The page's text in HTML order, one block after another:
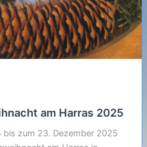
am Harras 2025
zum 23. Dezember 2025